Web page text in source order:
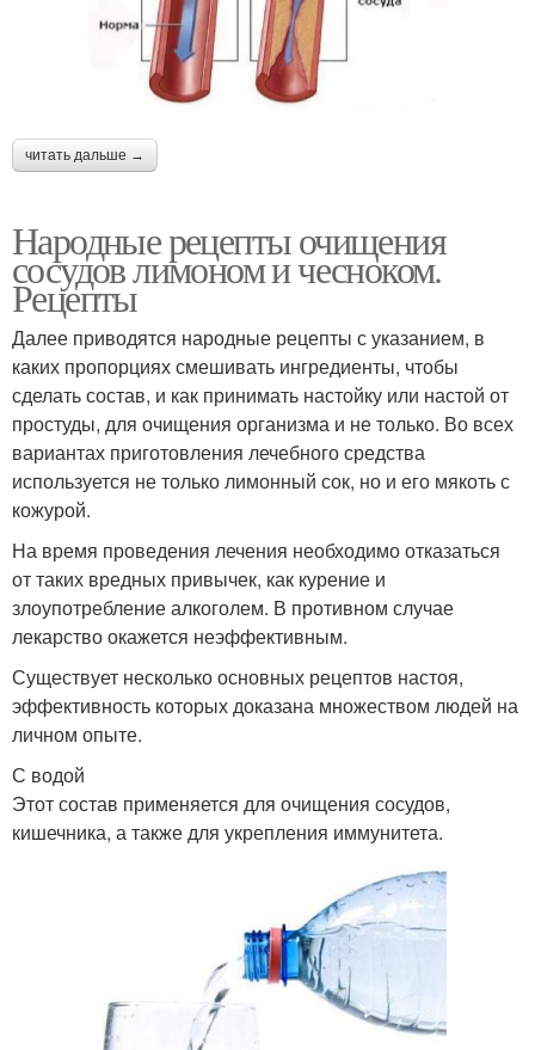
читать дальше →
Народные рецепты очищения
сосудов лимоном и чесноком.
Рецепты
Далее приводятся народные рецепты с указанием, в
каких пропорциях смешивать ингредиенты, чтобы
сделать состав, и как принимать настойку или настой от
простуды, для очищения организма и не только. Во всех
вариантах приготовления лечебного средства
используется не только лимонный сок, но и его мякоть с
кожурой.
На время проведения лечения необходимо отказаться
от таких вредных привычек, как курение и
злоупотребление алкоголем. В противном случае
лекарство окажется неэффективным.
Существует несколько основных рецептов настоя,
эффективность которых доказана множеством людей на
личном опыте.
С водой
Этот состав применяется для очищения сосудов,
кишечника, а также для укрепления иммунитета.